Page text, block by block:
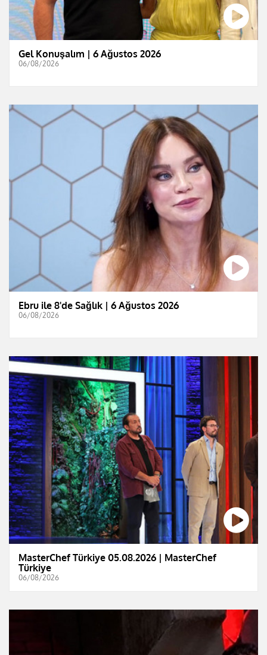
Gel Konuşalım | 6 Ağustos 2026
06/08/2026
Ebru ile 8'de Sağlık | 6 Ağustos 2026
06/08/2026
MasterChef Türkiye 05.08.2026 | MasterChef
Türkiye
06/08/2026